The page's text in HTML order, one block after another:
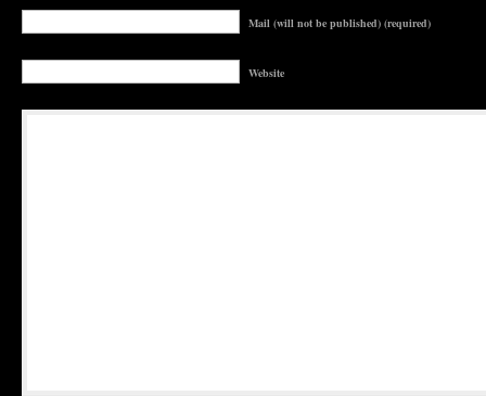
Mail (will not be published) (required)
Website